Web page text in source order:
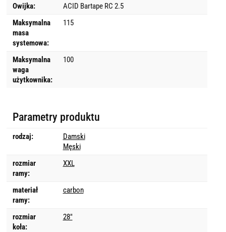
Owijka:
ACID Bartape RC 2.5
Maksymalna
masa
systemowa:
115
Maksymalna
waga
użytkownika:
100
Parametry produktu
rodzaj:
Damski
Męski
rozmiar
ramy:
XXL
materiał
ramy:
carbon
rozmiar
koła:
28"